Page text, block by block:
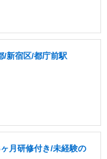
/新宿区/都庁前駅
月研修付き/未経験の